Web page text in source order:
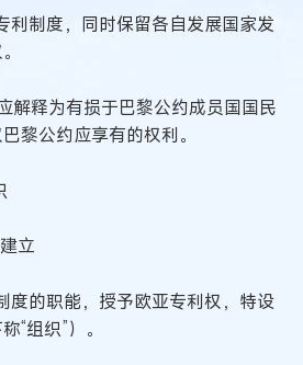
利制度，同时保留各自发展国家发
解释为有损于巴黎公约成员国国民
黎公约应享有的权利。
立
度的职能，授予欧亚专利权，特设
“组织”）。